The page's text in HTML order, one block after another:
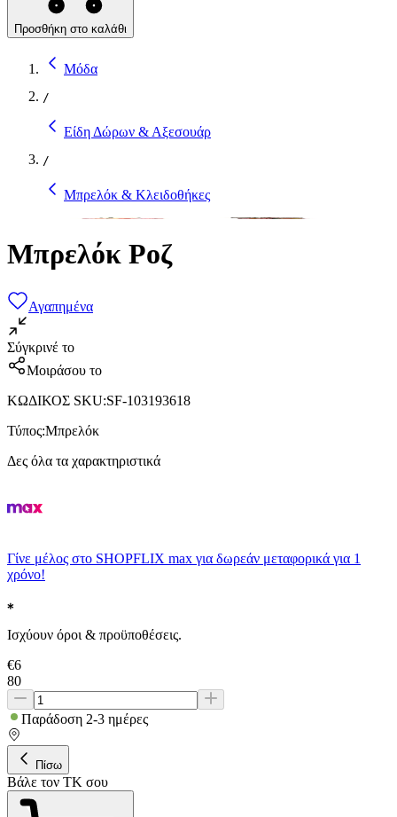
Προσθήκη στο καλάθι
Μόδα
/
Είδη Δώρων & Αξεσουάρ
/
Μπρελόκ & Κλειδοθήκες
Μπρελόκ Ροζ
Αγαπημένα
Σύγκρινέ το
Μοιράσου το
ΚΩΔΙΚΟΣ SKU:SF-103193618
Τύπος:Μπρελόκ
Δες όλα τα χαρακτηριστικά
Γίνε μέλος στο SHOPFLIX max για δωρεάν μεταφορικά για 1
χρόνο!
Ισχύουν όροι & προϋποθέσεις.
€6
80
Παράδοση 2-3 ημέρες
Πίσω
Βάλε τον ΤΚ σου